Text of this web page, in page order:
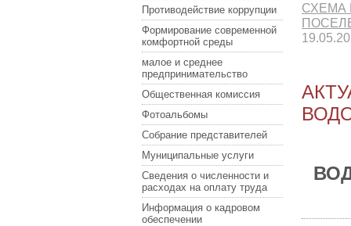
Противодействие коррупции
Формирование современной
комфортной среды
малое и среднее
предпринимательство
Общественная комиссия
Фотоальбомы
Собрание представителей
Муниципальные услуги
Сведения о численности и
расходах на оплату труда
Информация о кадровом
обеспечении
СХЕМА